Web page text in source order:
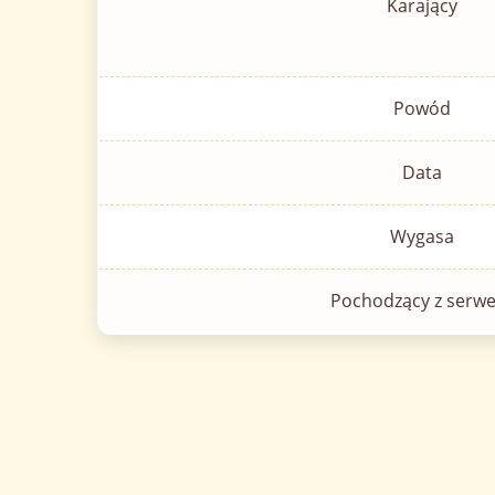
Karający
Powód
Data
Wygasa
Pochodzący z